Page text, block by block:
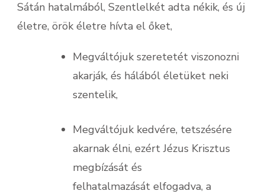
Sátán hatalmából, Szentlelkét adta nékik, és új
életre, örök életre hívta el őket,
Megváltójuk szeretetét viszonozni
akarják, és hálából életüket neki
szentelik,
Megváltójuk kedvére, tetszésére
akarnak élni, ezért Jézus Krisztus
megbízását és
felhatalmazását elfogadva, a